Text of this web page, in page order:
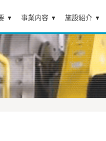
事業内容 施設紹介